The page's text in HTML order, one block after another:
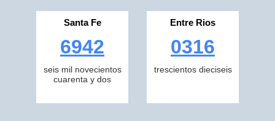
Santa Fe
6942
seis mil novecientos
cuarenta y dos
Entre Rios
0316
trescientos dieciseis